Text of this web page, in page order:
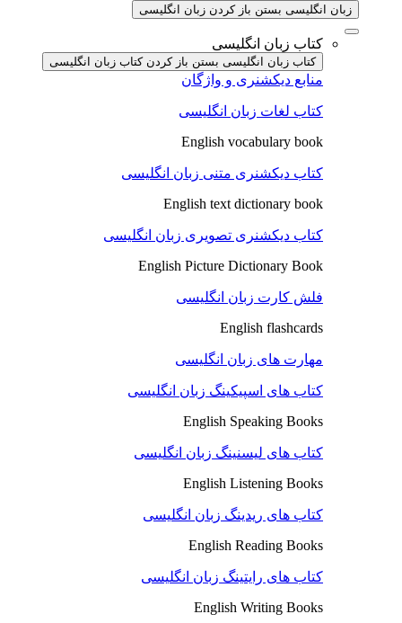
زبان انگلیسی بستن باز کردن زبان انگلیسی
کتاب زبان انگلیسی
کتاب زبان انگلیسی بستن باز کردن کتاب زبان انگلیسی
منابع دیکشنری و واژگان
کتاب لغات زبان انگلیسی
English vocabulary book
کتاب دیکشنری متنی زبان انگلیسی
English text dictionary book
کتاب دیکشنری تصویری زبان انگلیسی
English Picture Dictionary Book
فلش کارت زبان انگلیسی
English flashcards
مهارت های زبان انگلیسی
کتاب های اسپیکینگ زبان انگلیسی
English Speaking Books
کتاب های لیسنینگ زبان انگلیسی
English Listening Books
کتاب های ریدینگ زبان انگلیسی
English Reading Books
کتاب های رایتینگ زبان انگلیسی
English Writing Books